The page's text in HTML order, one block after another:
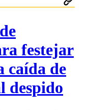
festejar
caída de
despido